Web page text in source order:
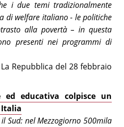
i due temi tradizionalmente
di welfare italiano - le politiche
alla povertà – in questa
presenti nei programmi di
Repubblica del 28 febbraio
educativa colpisce un
Italia
Sud: nel Mezzogiorno 500mila